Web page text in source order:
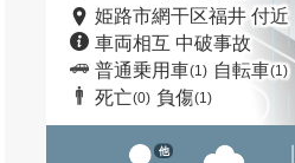
姫路市網干区福井 付近
車両相互 中破事故
普通乗用車(1) 自転車(1)
死亡(0) 負傷(1)
他